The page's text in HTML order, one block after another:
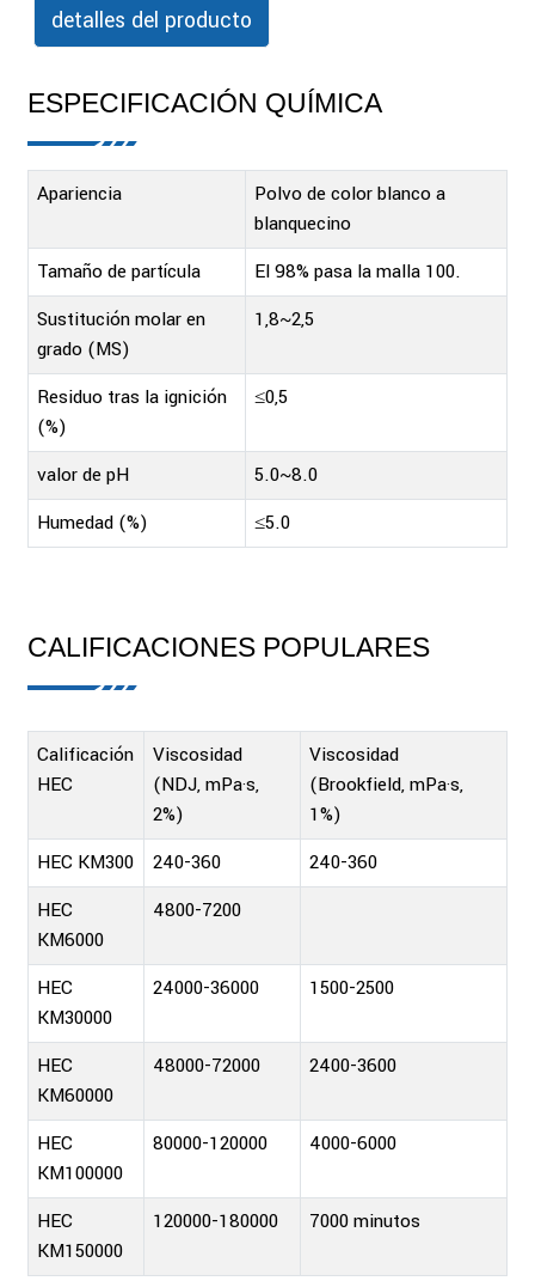
detalles del producto
ESPECIFICACIÓN QUÍMICA
Apariencia
Polvo de color blanco a
blanquecino
Tamaño de partícula
El 98% pasa la malla 100.
Sustitución molar en
grado (MS)
1,8~2,5
Residuo tras la ignición
(%)
≤0,5
valor de pH
5.0~8.0
Humedad (%)
≤5.0
CALIFICACIONES POPULARES
Calificación
HEC
Viscosidad
(NDJ, mPa·s,
2%)
Viscosidad
(Brookfield, mPa·s,
1%)
HEC KM300
240-360
240-360
HEC
KM6000
4800-7200
HEC
KM30000
24000-36000 1500-2500
HEC
KM60000
48000-72000 2400-3600
HEC
KM100000
80000-120000 4000-6000
HEC
KM150000
120000-180000 7000 minutos